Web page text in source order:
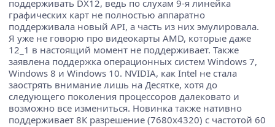
поддерживать DX12, ведь по слухам 9-я линейка
графических карт не полностью аппаратно
поддерживала новый API, а часть из них эмулировала.
Я уже не говорю про видеокарты AMD, которые даже
12_1 в настоящий момент не поддерживает. Также
заявлена поддержка операционных систем Windows 7,
Windows 8 и Windows 10. NVIDIA, как Intel не стала
заострять внимание лишь на Десятке, хотя до
следующего поколения процессоров далековато и
возможно все измениться. Новинка также нативно
поддерживает 8К разрешение (7680х4320) с частотой 60